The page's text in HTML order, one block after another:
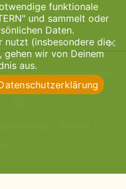
& Focusing
Heilpraktikerschule Köln
funktionale
und sammelt oder
Daten.
nutzt (insbesondere die
gehen wir von Deinem
aus.